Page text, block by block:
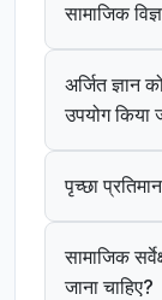
सामाजिक
अर्जित ज्ञान
उपयोग किया
पृच्छा
सामाजिक
जाना चाहिए?